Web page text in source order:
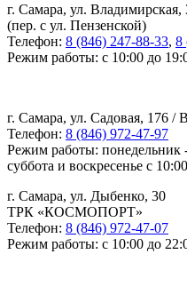
г. Самара, ул. Владимирская,
(пер. с ул. Пензенской)
Телефон: 8 (846) 247-88-33, 8
Режим работы: с 10:00 до
г. Самара, ул. Садовая, 176 /
Телефон: 8 (846) 972-47-97
Режим работы: понедельник
суббота и воскресенье с
г. Самара, ул. Дыбенко, 30
ТРК «КОСМОПОРТ»
Телефон: 8 (846) 972-47-07
Режим работы: с 10:00 до